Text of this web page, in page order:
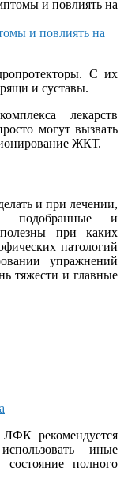
и повлиять на
С их
и суставы.
лекарств
могут вызвать
ЖКТ.
и при лечении,
подобранные и
при каких
патологий
упражнений
тяжести и главные
ЛФК рекомендуется
иные
полного